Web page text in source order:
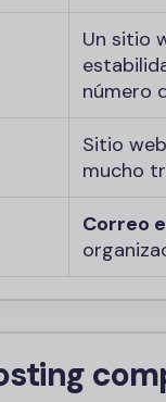
Un sitio
número
Sitio
mucho
Correo